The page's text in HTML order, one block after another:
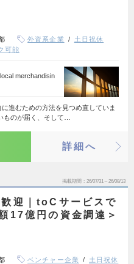
外資系企業
土日祝休
可能
merchandisin
進むための方法を見つめ直していま
ものが届く、そして…
詳細へ
掲載期間 26/07/31～26/08/13
迎｜toCサービスで
17億円の資金調達＞
ベンチャー企業
土日祝休